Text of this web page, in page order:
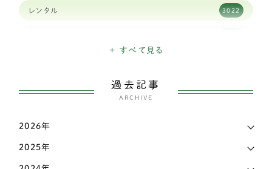
チャイニーズ・クレステッド・ドッグ
チワワ
ティーカッププードル
レンタル 3022
マメ知識
+ すべて見る
過去記事
ARCHIVE
2026年
2025年